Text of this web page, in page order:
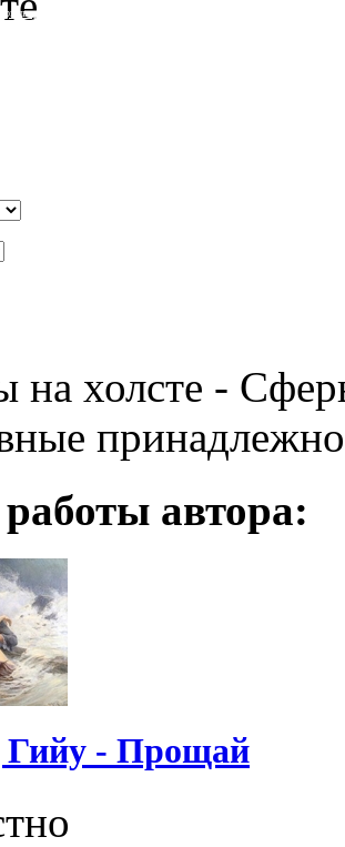
цвета
на холсте -
автора:
Гийу - Прощай